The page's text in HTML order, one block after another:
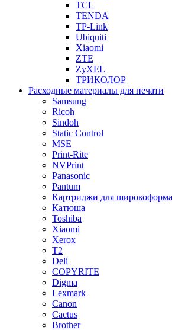
TCL
TENDA
TP-Link
Ubiquiti
Xiaomi
ZTE
ZyXEL
ТРИКОЛОР
Расходные материалы для печати
Samsung
Ricoh
Sindoh
Static Control
MSE
Print-Rite
NVPrint
Panasonic
Pantum
Картриджи для
Катюша
Toshiba
Xiaomi
Xerox
T2
Deli
COPYRITE
Digma
Lexmark
Canon
Cactus
Brother